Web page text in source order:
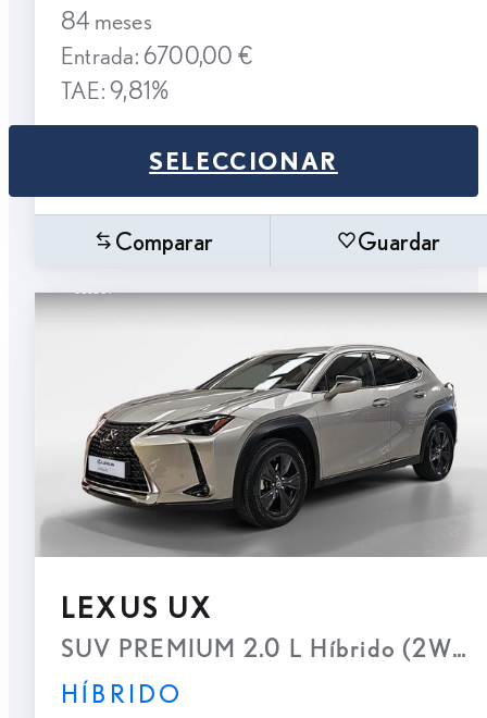
84 meses
Entrada: 6700,00 €
TAE: 9,81%
SELECCIONAR
Comparar Guardar
LEXUS UX
SUV PREMIUM 2.0 L Híbrido (2WD)
HÍBRIDO